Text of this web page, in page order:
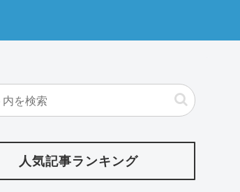
人気記事ランキング